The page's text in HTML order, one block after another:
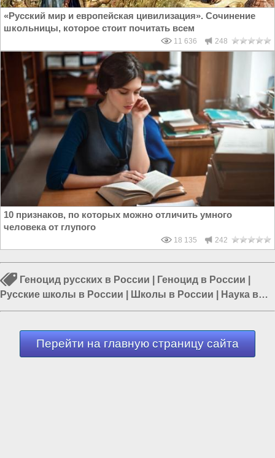
«Русский мир и европейская цивилизация». Сочинение
школьницы, которое стоит почитать всем
11 636 248
10 признаков, по которых можно отличить умного
человека от глупого
18 135 242
Геноцид русских в России Геноцид в России
Русские школы в России
Школы в России
Наука в
России|Воспитание детей|Власть в РФ
Перейти на главную страницу сайта